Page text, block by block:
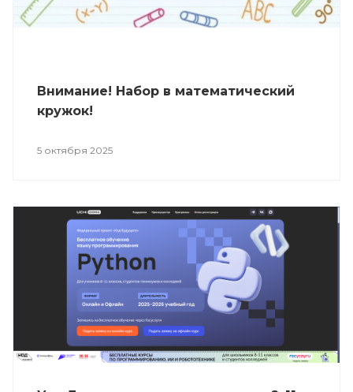
Внимание! Набор в математический
кружок!
5 октября 2025